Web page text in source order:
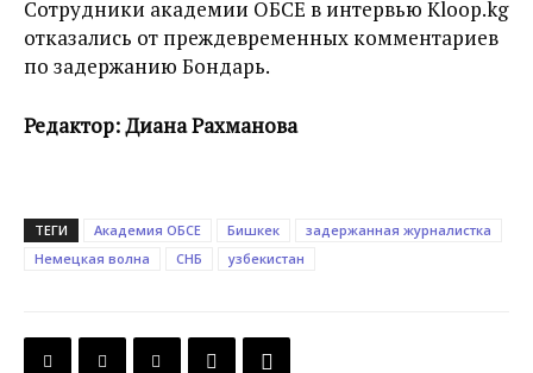
Сотрудники академии ОБСЕ в интервью Kloop.kg
отказались от преждевременных комментариев
по задержанию Бондарь.
Редактор: Диана Рахманова
ТЕГИ Академия ОБСЕ Бишкек
задержанная журналистка
Немецкая волна
СНБ узбекистан